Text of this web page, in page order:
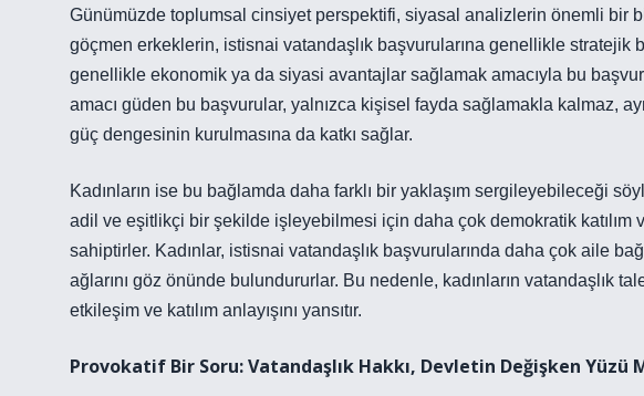
Günümüzde toplumsal cinsiyet perspektifi, siyasal analizlerin önemli bir
göçmen erkeklerin, istisnai vatandaşlık başvurularına genellikle stratejik
genellikle ekonomik ya da siyasi avantajlar sağlamak amacıyla bu
amacı güden bu başvurular, yalnızca kişisel fayda sağlamakla kalmaz,
güç dengesinin kurulmasına da katkı sağlar.
Kadınların ise bu bağlamda daha farklı bir yaklaşım sergileyebileceği
adil ve eşitlikçi bir şekilde işleyebilmesi için daha çok demokratik katılım
sahiptirler. Kadınlar, istisnai vatandaşlık başvurularında daha çok aile
ağlarını göz önünde bulundururlar. Bu nedenle, kadınların vatandaşlık
etkileşim ve katılım anlayışını yansıtır.
Provokatif Bir Soru: Vatandaşlık Hakkı, Devletin Değişken Yüzü